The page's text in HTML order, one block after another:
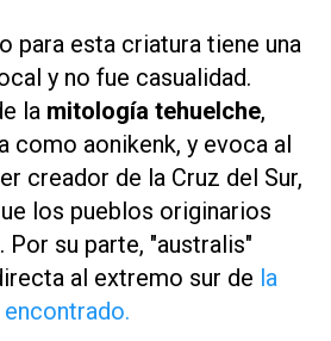
para esta criatura tiene una
y no fue casualidad.
la mitología tehuelche,
como aonikenk, y evoca al
creador de la Cruz del Sur,
los pueblos originarios
Por su parte, "australis"
al extremo sur de la